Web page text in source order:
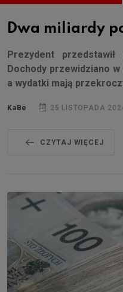
Dwa miliardy
Prezydent
Dochody przewidziano
a wydatki mają
KaBe 25 LISTOPADA
CZYTAJ WIĘCEJ